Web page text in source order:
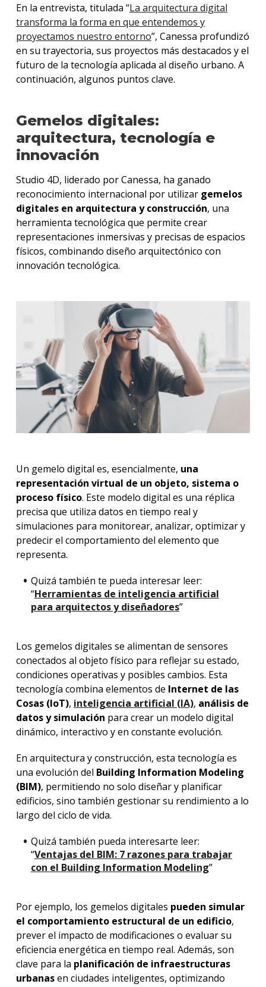
En la entrevista, titulada “La arquitectura digital
transforma la forma en que entendemos y
proyectamos nuestro entorno”, Canessa profundizó
en su trayectoria, sus proyectos más destacados y el
futuro de la tecnología aplicada al diseño urbano. A
continuación, algunos puntos clave.
Gemelos digitales:
arquitectura, tecnología e
innovación
Studio 4D, liderado por Canessa, ha ganado
reconocimiento internacional por utilizar gemelos
digitales en arquitectura y construcción, una
herramienta tecnológica que permite crear
representaciones inmersivas y precisas de espacios
físicos, combinando diseño arquitectónico con
innovación tecnológica.
Un gemelo digital es, esencialmente, una
representación virtual de un objeto, sistema o
proceso físico. Este modelo digital es una réplica
precisa que utiliza datos en tiempo real y
simulaciones para monitorear, analizar, optimizar y
predecir el comportamiento del elemento que
representa.
Quizá también te pueda interesar leer:
“Herramientas de inteligencia artificial
para arquitectos y diseñadores”
Los gemelos digitales se alimentan de sensores
conectados al objeto físico para reflejar su estado,
condiciones operativas y posibles cambios. Esta
tecnología combina elementos de Internet de las
Cosas (IoT), inteligencia artificial (IA), análisis de
datos y simulación para crear un modelo digital
dinámico, interactivo y en constante evolución.
En arquitectura y construcción, esta tecnología es
una evolución del Building Information Modeling
(BIM), permitiendo no solo diseñar y planificar
edificios, sino también gestionar su rendimiento a lo
largo del ciclo de vida.
Quizá también pueda interesarte leer:
“Ventajas del BIM: 7 razones para trabajar
con el Building Information Modeling”
Por ejemplo, los gemelos digitales pueden simular
el comportamiento estructural de un edificio,
prever el impacto de modificaciones o evaluar su
eficiencia energética en tiempo real. Además, son
clave para la planificación de infraestructuras
urbanasen ciudades inteligentes, optimizando